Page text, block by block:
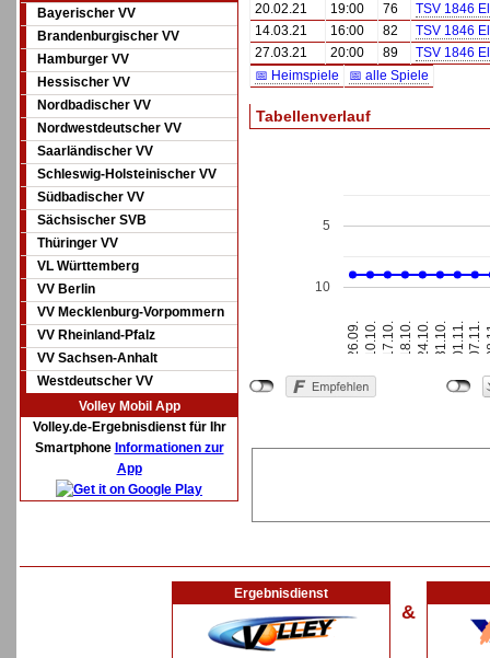
Bayerischer VV
Brandenburgischer VV
Hamburger VV
Hessischer VV
Nordbadischer VV
Nordwestdeutscher VV
Saarländischer VV
Schleswig-Holsteinischer VV
Südbadischer VV
Sächsischer SVB
Thüringer VV
VL Württemberg
VV Berlin
VV Mecklenburg-Vorpommern
VV Rheinland-Pfalz
VV Sachsen-Anhalt
Westdeutscher VV
Volley Mobil App
Volley.de-Ergebnisdienst für Ihr
Smartphone Informationen zur
App
20.02.21
19:00 76
TSV 1846
14.03.21
16:00 82
TSV 1846
27.03.21
20:00 89
TSV 1846
📅 Heimspiele
📅 alle Spiele
Tabellenverlauf
26.09. 10.10. 17.10. 18.10. 24.10. 31.10. 01.11.07.11.
5
10
Ergebnisdienst
&